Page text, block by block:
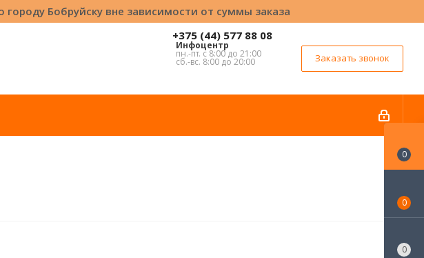
городу Бобруйску вне зависимости от суммы заказа
+375 (44) 577 88 08
Инфоцентр
пн.-пт. с 8:00 до 21:00
сб.-вс. 8:00 до 20:00 Заказать звонок
0
0
0